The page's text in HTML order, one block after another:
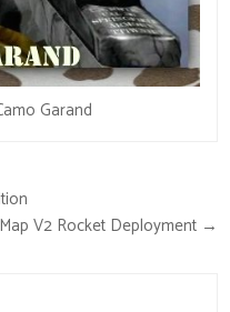
Garand
Map V2 Rocket Deployment →